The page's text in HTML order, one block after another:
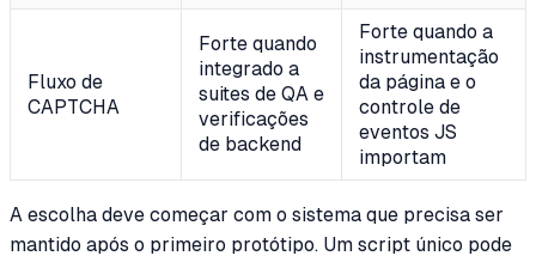
Fluxo de
CAPTCHA
Forte quando
integrado a
suites de QA e
verificações
de backend
Forte quando a
instrumentação
da página e o
controle de
eventos JS
importam
A escolha deve começar com o sistema que precisa ser
mantido após o primeiro protótipo. Um script único pode